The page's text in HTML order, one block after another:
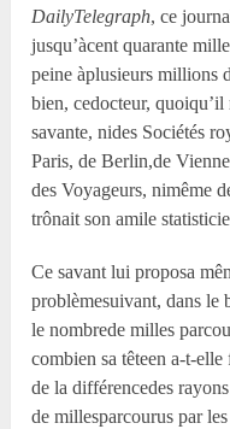
DailyTelegraph, ce
jusqu’àcent quarante
peine àplusieurs millions
bien, cedocteur,
savante, nides Sociétés
Paris, de Berlin,de
des Voyageurs, nimême
trônait son amile
Ce savant lui proposa
problèmesuivant, dans le
le nombrede milles
combien sa têteen a-t-
de la différencedes
de millesparcourus par